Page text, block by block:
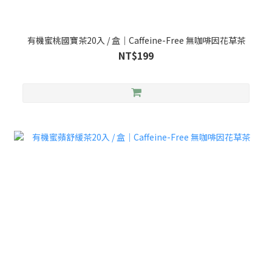
有機蜜桃國寶茶20入 / 盒｜Caffeine-Free 無咖啡因花草茶
NT$199